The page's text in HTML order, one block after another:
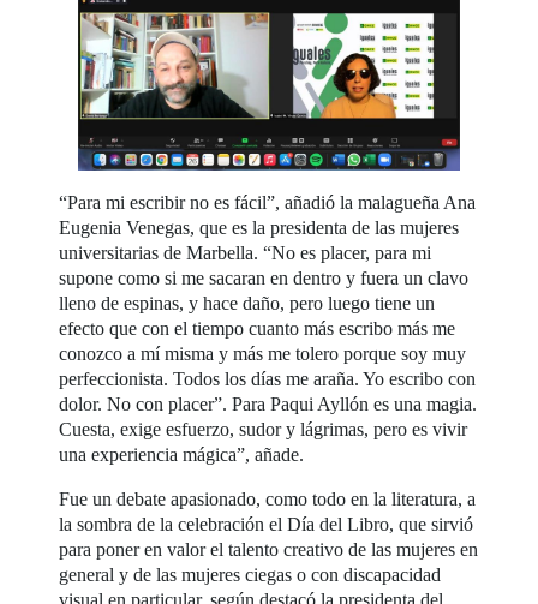
“Para mi escribir no es fácil”, añadió la malagueña Ana
Eugenia Venegas, que es la presidenta de las mujeres
universitarias de Marbella. “No es placer, para mi
supone como si me sacaran en dentro y fuera un clavo
lleno de espinas, y hace daño, pero luego tiene un
efecto que con el tiempo cuanto más escribo más me
conozco a mí misma y más me tolero porque soy muy
perfeccionista. Todos los días me araña. Yo escribo con
dolor. No con placer”. Para Paqui Ayllón es una magia.
Cuesta, exige esfuerzo, sudor y lágrimas, pero es vivir
una experiencia mágica”, añade.
Fue un debate apasionado, como todo en la literatura, a
la sombra de la celebración el Día del Libro, que sirvió
para poner en valor el talento creativo de las mujeres en
general y de las mujeres ciegas o con discapacidad